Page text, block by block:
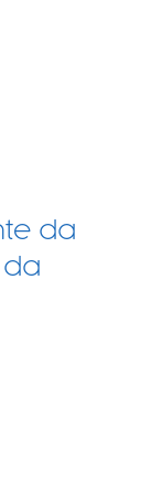
da
da